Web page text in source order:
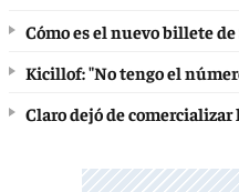
Cómo es el nuevo billete
Kicillof: "No tengo el
Claro dejó de